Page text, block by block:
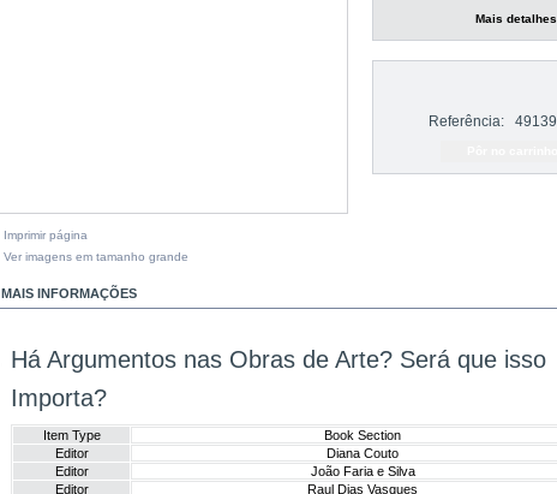
Imprimir página
Ver imagens em tamanho grande
Mais detalhes
Referência:
49139
MAIS INFORMAÇÕES
Há Argumentos nas Obras de Arte? Será que isso
Importa?
Item Type
Book Section
Editor
Diana Couto
Editor
João Faria e Silva
Editor
Raul Dias Vasques